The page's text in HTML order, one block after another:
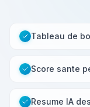
Tableau de
Score sante
Resume IA